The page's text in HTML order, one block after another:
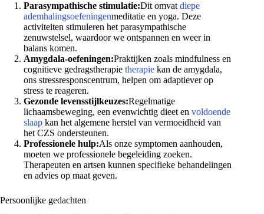
Parasympathische stimulatie:Dit omvatdiepe
ademhalingsoefeningenmeditatie en yoga. Deze
activiteiten stimuleren het parasympathische
zenuwstelsel, waardoor we ontspannen en weer in
balans komen.
Amygdala-oefeningen:Praktijken zoals mindfulness en
cognitieve gedragstherapie therapie kan de amygdala,
ons stressresponscentrum, helpen om adaptiever op
stress te reageren.
Gezonde levensstijlkeuzes:Regelmatige
lichaamsbeweging, een evenwichtig dieet en voldoende
slaap kan het algemene herstel van vermoeidheid van
het CZS ondersteunen.
Professionele hulp:Als onze symptomen aanhouden,
moeten we professionele begeleiding zoeken.
Therapeuten en artsen kunnen specifieke behandelingen
en advies op maat geven.
Persoonlijke gedachten